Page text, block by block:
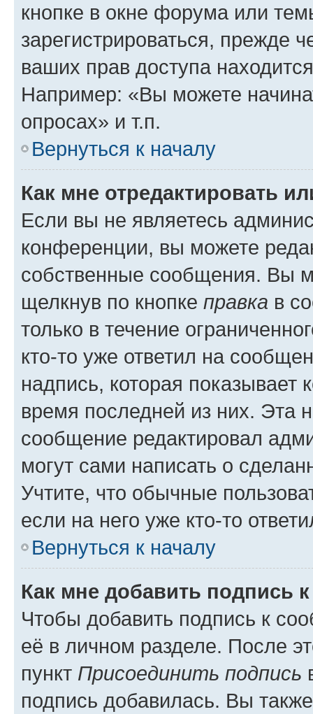
кнопке в окне форума или
зарегистрироваться, прежде
ваших прав доступа
Например: «Вы можете
опросах» и т.п.
Вернуться к началу
Как мне отредактировать
Если вы не являетесь
конференции, вы можете
собственные сообщения. Вы
щелкнув по кнопке правка в
только в течение
кто-то уже ответил на
надпись, которая показывает
время последней из них. Эта
сообщение редактировал
могут сами написать о
Учтите, что обычные
если на него уже кто-то
Вернуться к началу
Как мне добавить подпись
Чтобы добавить подпись к
её в личном разделе. После
пункт Присоединить подпись
подпись добавилась. Вы